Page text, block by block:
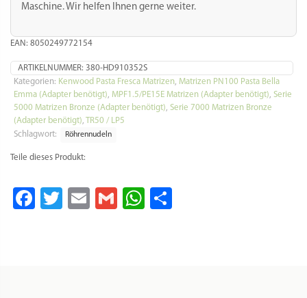
Maschine. Wir helfen Ihnen gerne weiter.
EAN: 8050249772154
ARTIKELNUMMER: 380-HD910352S
Kategorien: Kenwood Pasta Fresca Matrizen Matrizen PN100 Pasta Bella
Emma (Adapter benötigt)
MPF1.5/PE15E Matrizen (Adapter benötigt) Serie
5000 Matrizen Bronze (Adapter benötigt) Serie 7000 Matrizen Bronze
(Adapter benötigt) TR50 / LP5
Schlagwort:
Röhrennudeln
Teile dieses Produkt:
Facebook
Twitter
EmailGmailWhatsApp